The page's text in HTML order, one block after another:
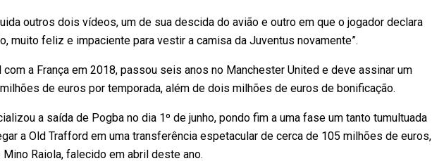
outros dois vídeos, um de sua descida do avião e outro em que o jogador declara
muito feliz e impaciente para vestir a camisa da Juventus novamente”.
com a França em 2018, passou seis anos no Manchester United e deve assinar um
de euros por temporada, além de dois milhões de euros de bonificação.
a saída de Pogba no dia 1º de junho, pondo fim a uma fase um tanto tumultuada
a Old Trafford em uma transferência espetacular de cerca de 105 milhões de euros,
Raiola, falecido em abril deste ano.